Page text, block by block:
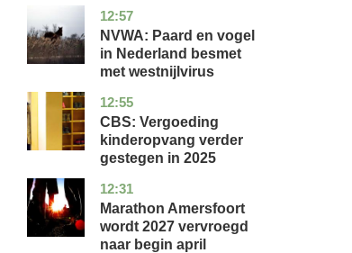
12:57
utrecht
nieuws
NVWA: Paard en vogel
in Nederland besmet
met westnijlvirus
12:55
zuid-
holland
economie
CBS: Vergoeding
kinderopvang verder
gestegen in 2025
12:31
utrecht
nieuws
Marathon Amersfoort
wordt 2027 vervroegd
naar begin april